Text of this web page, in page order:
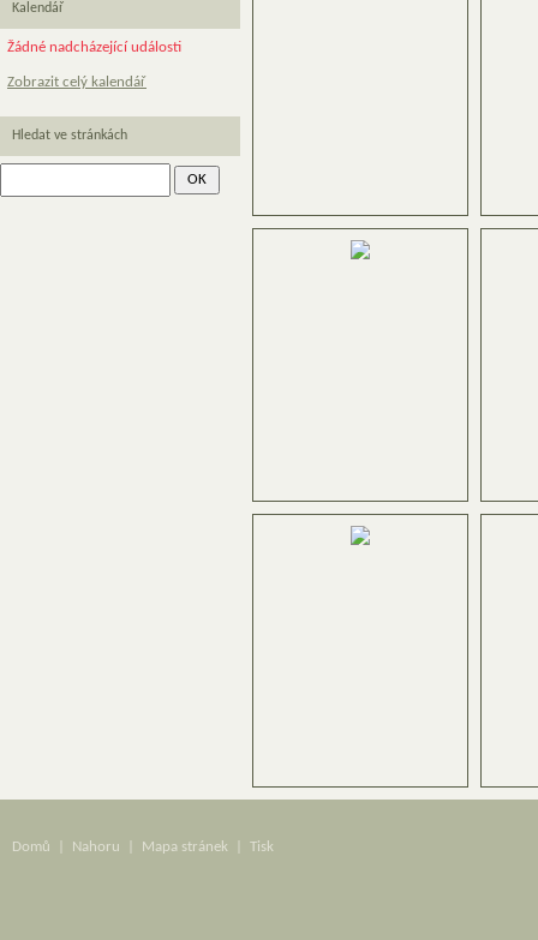
Kalendář
Žádné nadcházející události
Zobrazit celý kalendář
Hledat ve stránkách
Domů Nahoru Mapa stránek Tisk